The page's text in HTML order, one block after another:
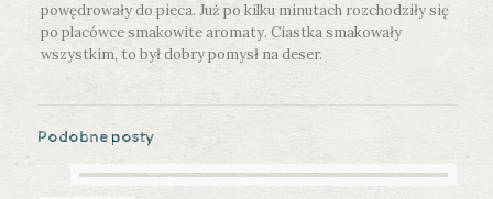
powędrowały do pieca. Już po kilku minutach rozchodziły się
po placówce smakowite aromaty. Ciastka smakowały
wszystkim, to był dobry pomysł na deser.
Podobne posty